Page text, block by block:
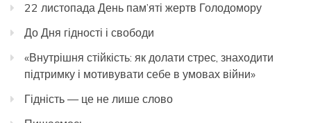
22 листопада День пам’яті жертв Голодомору
До Дня гідності і свободи
«Внутрішня стійкість: як долати стрес, знаходити
підтримку і мотивувати себе в умовах війни»
Гідність — це не лише слово